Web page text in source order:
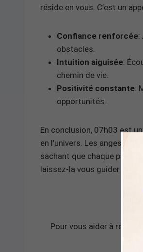
réside en vous. C’est un
Confiance renforcée:
obstacles.
Intuition aiguisée:
chemin de vie.
Positivité constante:
opportunités.
En conclusion, 07h03 est
en l’univers. Les anges
sachant que chaque pas
laissez-la vous guider vers
Pour vous aider à rester